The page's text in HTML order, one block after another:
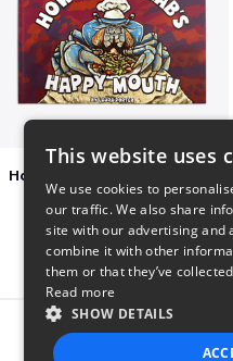
This website uses
We use cookies to
our traffic. We also share
site with our advertising and
combine it with other
them or that they’ve
Read more
SHOW DETAILS